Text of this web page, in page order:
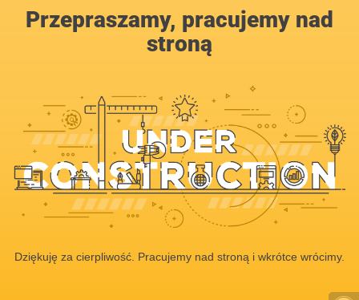
Przepraszamy, pracujemy nad
stroną
Dziękuję za cierpliwość. Pracujemy nad stroną i wkrótce wrócimy.